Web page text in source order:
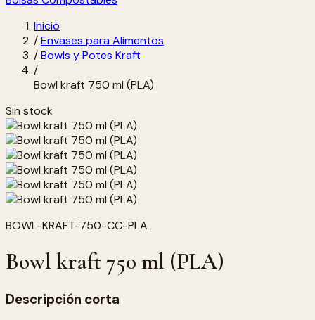
Inicio
/Envases para Alimentos
/Bowls y Potes Kraft
/
Bowl kraft 750 ml (PLA)
Sin stock
BOWL-KRAFT-750-CC-PLA
Bowl kraft 750 ml (PLA)
Descripción corta